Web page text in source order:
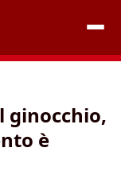
ginocchio,
è